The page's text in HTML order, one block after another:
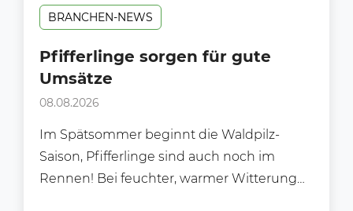
BRANCHEN-NEWS
Pfifferlinge sorgen für gute
Umsätze
08.08.2026
Im Spätsommer beginnt die Waldpilz-
Saison, Pfifferlinge sind auch noch im
Rennen! Bei feuchter, warmer Witterung